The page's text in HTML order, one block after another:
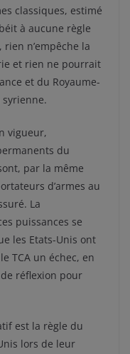
classiques, estimé
à aucune règle
n’empêche la
et rien ne pourrait
et du Royaume-
syrienne.
vigueur,
du
par la même
d’armes au
La
puissances se
les Etats-Unis ont
TCA un échec, en
réflexion pour
est la règle du
lors de leur